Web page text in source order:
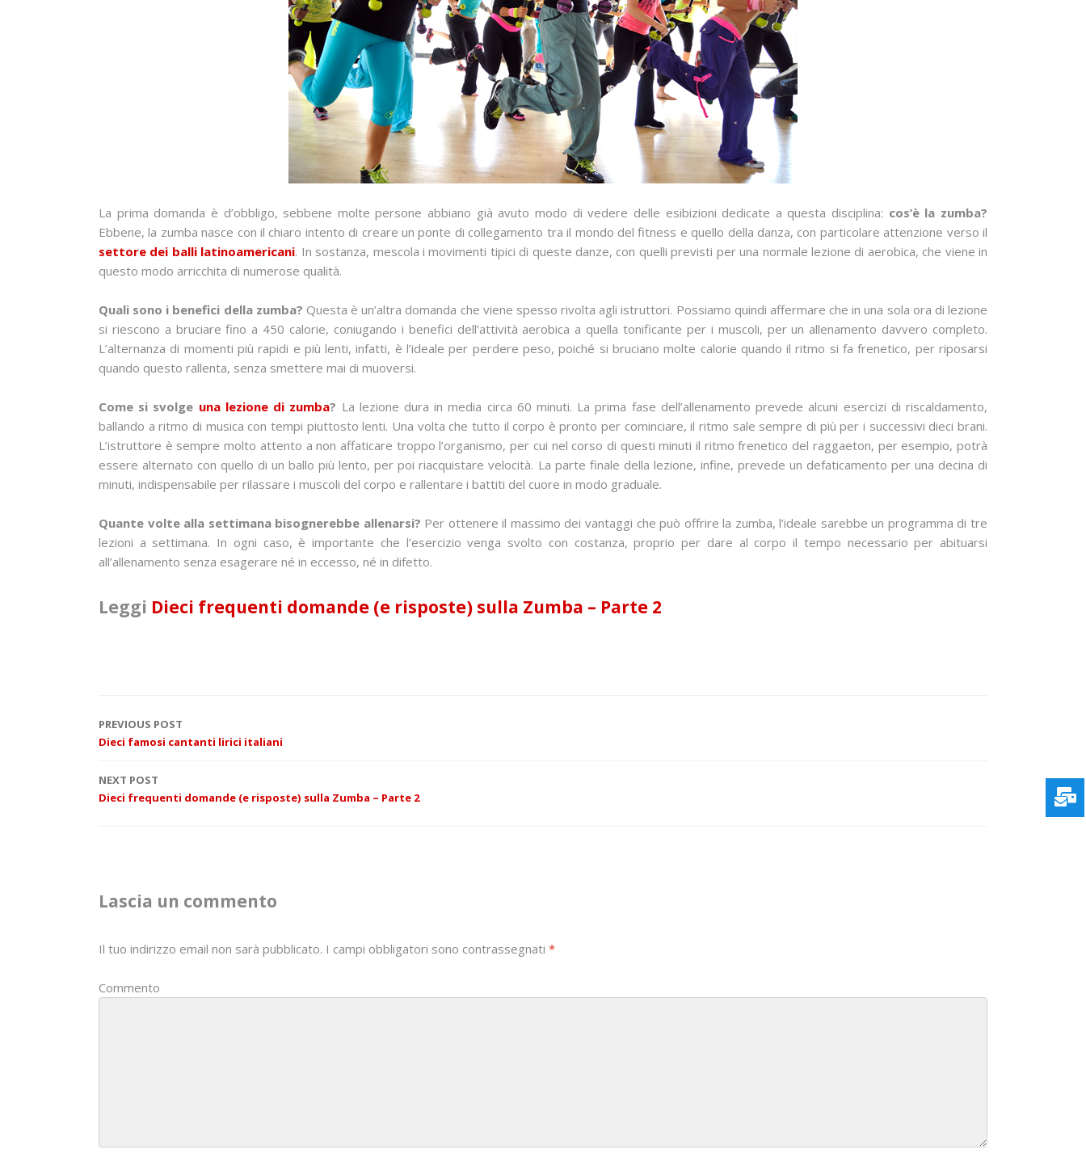
La prima domanda è d’obbligo, sebbene molte persone abbiano già avuto modo di vedere delle esibizioni dedicate a questa disciplina: cos’è la zumba?
Ebbene, la zumba nasce con il chiaro intento di creare un ponte di collegamento tra il mondo del fitness e quello della danza, con particolare attenzione verso il
settore dei balli latinoamericani. In sostanza, mescola i movimenti tipici di queste danze, con quelli previsti per una normale lezione di aerobica, che viene in
questo modo arricchita di numerose qualità.
Quali sono i benefici della zumba? Questa è un’altra domanda che viene spesso rivolta agli istruttori. Possiamo quindi affermare che in una sola ora di lezione
si riescono a bruciare fino a 450 calorie, coniugando i benefici dell’attività aerobica a quella tonificante per i muscoli, per un allenamento davvero completo.
L’alternanza di momenti più rapidi e più lenti, infatti, è l’ideale per perdere peso, poiché si bruciano molte calorie quando il ritmo si fa frenetico, per riposarsi
quando questo rallenta, senza smettere mai di muoversi.
Come si svolge una lezione di zumba? La lezione dura in media circa 60 minuti. La prima fase dell’allenamento prevede alcuni esercizi di riscaldamento,
ballando a ritmo di musica con tempi piuttosto lenti. Una volta che tutto il corpo è pronto per cominciare, il ritmo sale sempre di più per i successivi dieci brani.
L’istruttore è sempre molto attento a non affaticare troppo l’organismo, per cui nel corso di questi minuti il ritmo frenetico del raggaeton, per esempio, potrà
essere alternato con quello di un ballo più lento, per poi riacquistare velocità. La parte finale della lezione, infine, prevede un defaticamento per una decina di
minuti, indispensabile per rilassare i muscoli del corpo e rallentare i battiti del cuore in modo graduale.
Quante volte alla settimana bisognerebbe allenarsi? Per ottenere il massimo dei vantaggi che può offrire la zumba, l’ideale sarebbe un programma di tre
lezioni a settimana. In ogni caso, è importante che l’esercizio venga svolto con costanza, proprio per dare al corpo il tempo necessario per abituarsi
all’allenamento senza esagerare né in eccesso, né in difetto.
Leggi Dieci frequenti domande (e risposte) sulla Zumba – Parte 2
P
s
a
i
g
n
PREVIOUS POST
Dieci famosi cantanti lirici italiani
NEXT POST
Dieci frequenti domande (e risposte) sulla Zumba – Parte 2
Lascia un commento
Il tuo indirizzo email non sarà pubblicato. I campi obbligatori sono contrassegnati *
Commento